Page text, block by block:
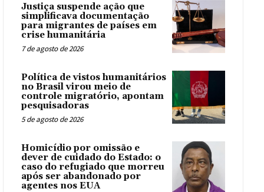
Justiça suspende ação que
simplificava documentação
para migrantes de países em
crise humanitária
7 de agosto de 2026
Política de vistos humanitários
no Brasil virou meio de
controle migratório, apontam
pesquisadoras
5 de agosto de 2026
Homicídio por omissão e
dever de cuidado do Estado: o
caso do refugiado que morreu
após ser abandonado por
agentes nos EUA